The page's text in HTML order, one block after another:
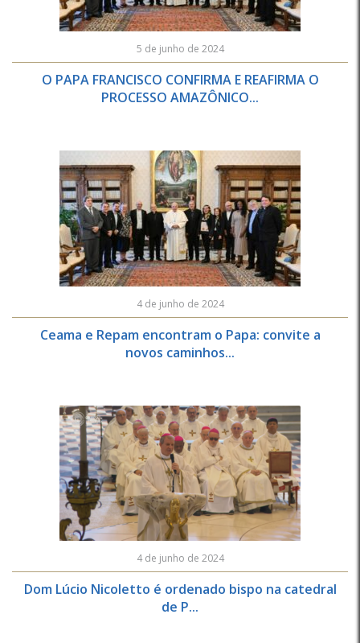
5 de junho de 2024
O PAPA FRANCISCO CONFIRMA E REAFIRMA O
PROCESSO AMAZÔNICO...
4 de junho de 2024
Ceama e Repam encontram o Papa: convite a
novos caminhos...
4 de junho de 2024
Dom Lúcio Nicoletto é ordenado bispo na catedral
de P...